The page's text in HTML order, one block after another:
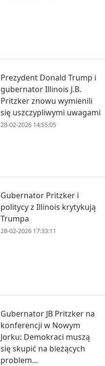
Prezydent Donald Trump i
gubernator Illinois J.B.
Pritzker znowu wymienili
się uszczypliwymi uwagami
28-02-2026 14:55:05
Gubernator Pritzker i
politycy z Illinois krytykują
Trumpa
28-02-2026 17:33:11
Gubernator JB Pritzker na
konferencji w Nowym
Jorku: Demokraci muszą
się skupić na bieżących
problem...